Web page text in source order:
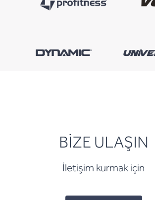
BİZE ULAŞIN
İletişim kurmak için